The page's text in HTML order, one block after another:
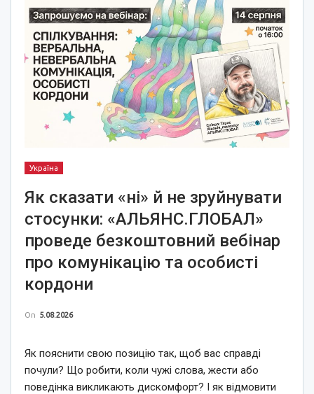
Україна
Як сказати «ні» й не зруйнувати
стосунки: «АЛЬЯНС.ГЛОБАЛ»
проведе безкоштовний вебінар
про комунікацію та особисті
кордони
On 5.08.2026
Як пояснити свою позицію так, щоб вас справді
почули? Що робити, коли чужі слова, жести або
поведінка викликають дискомфорт? І як відмовити